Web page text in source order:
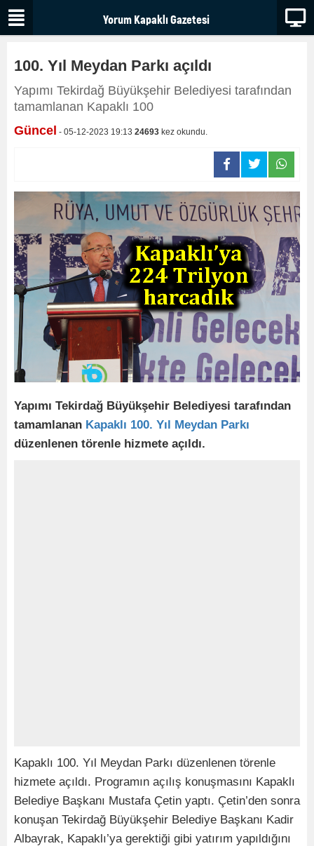
100. Yıl Meydan Parkı açıldı
Yapımı Tekirdağ Büyükşehir Belediyesi tarafından
tamamlanan Kapaklı 100
Güncel - 05-12-2023 19:13 24693 kez okundu.
Yapımı Tekirdağ Büyükşehir Belediyesi tarafından
tamamlanan Kapaklı 100. Yıl Meydan Parkı
düzenlenen törenle hizmete açıldı.
Kapaklı 100. Yıl Meydan Parkı düzenlenen törenle
hizmete açıldı. Programın açılış konuşmasını Kapaklı
Belediye Başkanı Mustafa Çetin yaptı. Çetin’den sonra
konuşan Tekirdağ Büyükşehir Belediye Başkanı Kadir
Albayrak, Kapaklı’ya gerektiği gibi yatırım yapıldığını